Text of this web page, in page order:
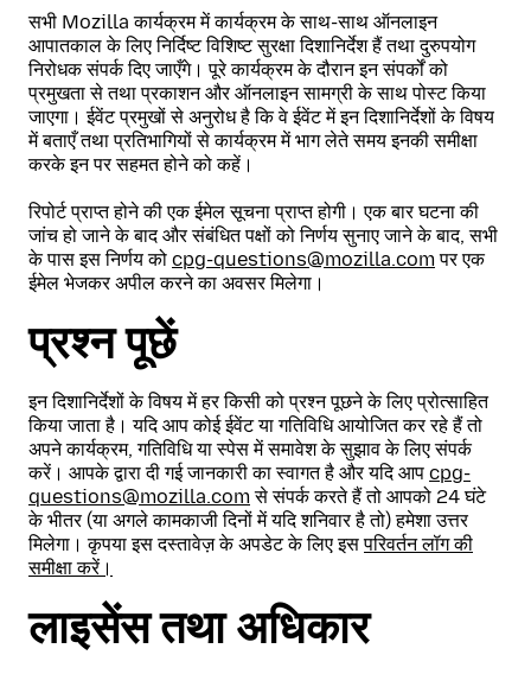
सभी Mozilla कार्यक्रम में कार्यक्रम के साथ-साथ ऑनलाइन
आपातकाल के लिए निर्दिष्ट विशिष्ट सुरक्षा दिशानिर्देश हैं तथा दुरुपयोग
निरोधक संपर्क दिए जाएँगे। पूरे कार्यक्रम के दौरान इन संपर्कों को
प्रमुखता से तथा प्रकाशन और ऑनलाइन सामग्री के साथ पोस्ट किया
जाएगा। ईवेंट प्रमुखों से अनुरोध है कि वे ईवेंट में इन दिशानिर्देशों के विषय
में बताएँ तथा प्रतिभागियों से कार्यक्रम में भाग लेते समय इनकी समीक्षा
करके इन पर सहमत होने को कहें।
रिपोर्ट प्राप्त होने की एक ईमेल सूचना प्राप्त होगी। एक बार घटना की
जांच हो जाने के बाद और संबंधित पक्षों को निर्णय सुनाए जाने के बाद, सभी
के पास इस निर्णय को cpg-questions@mozilla.com पर एक
ईमेल भेजकर अपील करने का अवसर मिलेगा।
प्रश्न पूछें
इन दिशानिर्देशों के विषय में हर किसी को प्रश्न पूछने के लिए प्रोत्साहित
किया जाता है। यदि आप कोई ईवेंट या गतिविधि आयोजित कर रहे हैं तो
अपने कार्यक्रम, गतिविधि या स्पेस में समावेश के सुझाव के लिए संपर्क
करें। आपके द्वारा दी गई जानकारी का स्वागत है और यदि आप cpg-
questions@mozilla.com से संपर्क करते हैं तो आपको 24 घंटे
के भीतर (या अगले कामकाजी दिनों में यदि शनिवार है तो) हमेशा उत्तर
मिलेगा। कृपया इस दस्तावेज़ के अपडेट के लिए इसपरिवर्तन लॉग की
समीक्षा करें।
लाइसेंस तथा अधिकार